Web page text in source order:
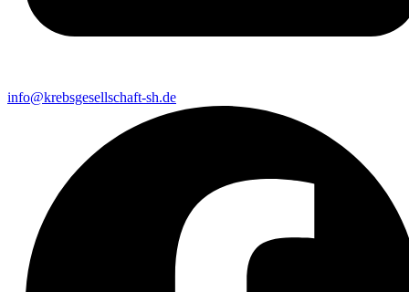
info@krebsgesellschaft-sh.de